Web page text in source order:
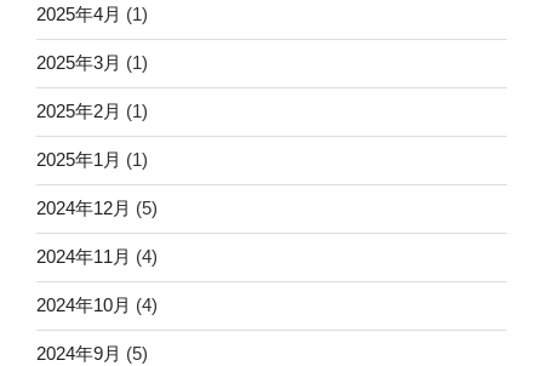
2025年4月 (1)
2025年3月 (1)
2025年2月 (1)
2025年1月 (1)
2024年12月 (5)
2024年11月 (4)
2024年10月 (4)
2024年9月 (5)